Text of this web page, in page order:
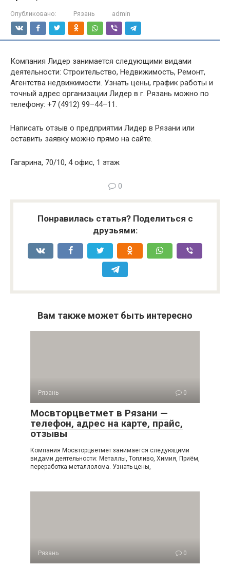
Опубликовано: Рязань admin
Компания Лидер занимается следующими видами
деятельности: Строительство, Недвижимость, Ремонт,
Агентства недвижимости. Узнать цены, график работы и
точный адрес организации Лидер в г. Рязань можно по
телефону: +7 (4912) 99–44–11.
Написать отзыв о предприятии Лидер в Рязани или
оставить заявку можно прямо на сайте.
Гагарина, 70/10, 4 офис, 1 этаж
0
Понравилась статья? Поделиться с
друзьями:
Вам также может быть интересно
Рязань 0
Мосвторцветмет в Рязани —
телефон, адрес на карте, прайс,
отзывы
Компания Мосвторцветмет занимается следующими
видами деятельности: Металлы, Топливо, Химия, Приём,
переработка металлолома. Узнать цены,
Рязань 0